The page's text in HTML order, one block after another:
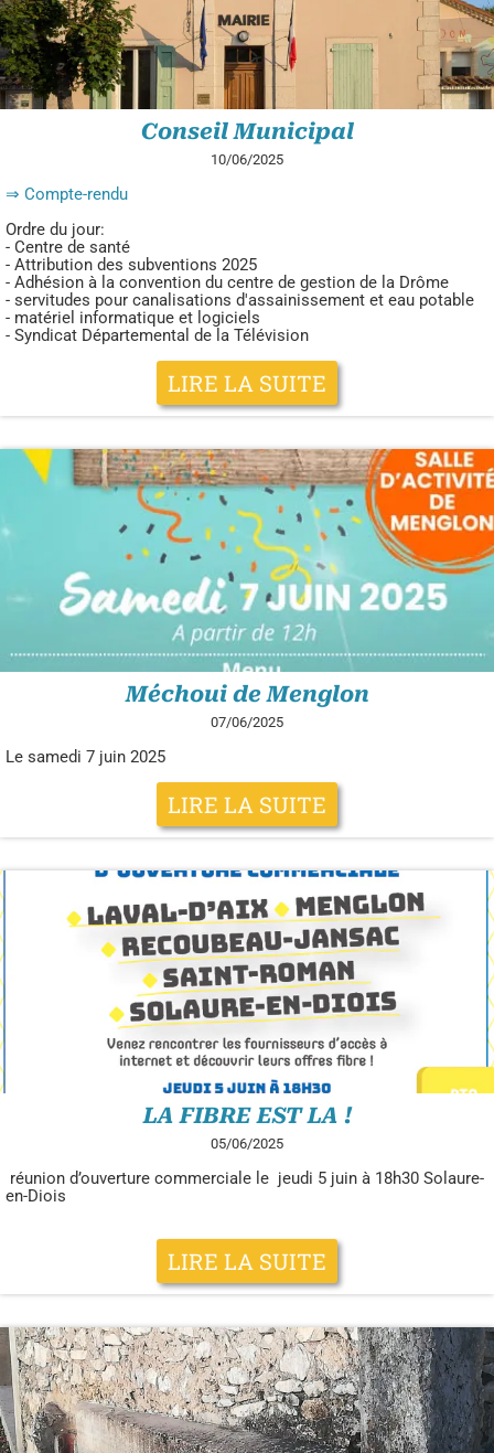
Conseil Municipal
10/06/2025
⇒ Compte-rendu
Ordre du jour:
- Centre de santé
- Attribution des subventions 2025
- Adhésion à la convention du centre de gestion de la Drôme
- servitudes pour canalisations d'assainissement et eau potable
- matériel informatique et logiciels
- Syndicat Départemental de la Télévision
LIRE LA SUITE
Méchoui de Menglon
07/06/2025
Le samedi 7 juin 2025
LIRE LA SUITE
LA FIBRE EST LA !
05/06/2025
réunion d’ouverture commerciale le jeudi 5 juin à 18h30 Solaure-
en-Diois
LIRE LA SUITE